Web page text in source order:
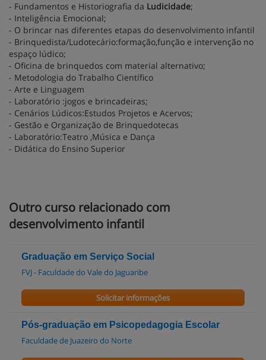
- Fundamentos e Historiografia da Ludicidade;
- Inteligência Emocional;
- O brincar nas diferentes etapas do desenvolvimento infantil
- Brinquedista/Ludotecário:formação,função e intervenção no
espaço lúdico;
- Oficina de brinquedos com material alternativo;
- Metodologia do Trabalho Científico
- Arte e Linguagem
- Laboratório :jogos e brincadeiras;
- Cenários Lúdicos:Estudos Projetos e Acervos;
- Gestão e Organização de Brinquedotecas
- Laboratório:Teatro ,Música e Dança
- Didática do Ensino Superior
Outro curso relacionado com
desenvolvimento infantil
Graduação em Serviço Social
FVJ - Faculdade do Vale do Jaguaribe
Solicitar informações
Pós-graduação em Psicopedagogia Escolar
Faculdade de Juazeiro do Norte